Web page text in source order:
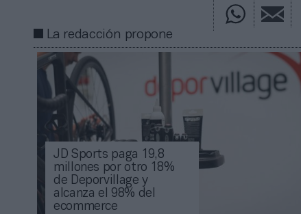
La redacción propone
JD Sports paga 19,8
millones por otro 18%
de Deporvillage y
alcanza el 98% del
ecommerce